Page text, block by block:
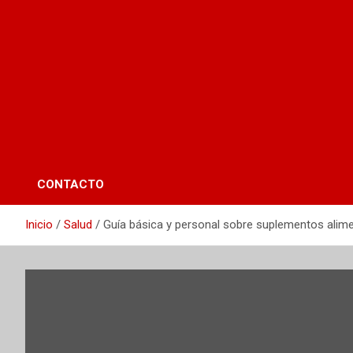
CONTACTO
Inicio Salud Guía básica y personal sobre suplementos